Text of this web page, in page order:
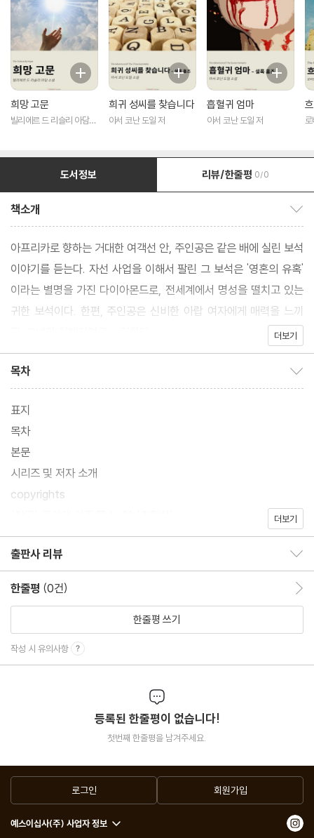
희망 고문
빌리에르 드 리슬리 아담
희귀 성씨를 찾습니다
아서 코난 도일 저
흡혈귀 엄마
아서 코난 도일 저
도서정보 리뷰/한줄평 0/0
책소개
아프리카로 향하는 거대한 여객선 안, 주인공은 같은 배에 실린 보석
이야기를 듣는다. 자선 사업을 이해서 팔린 그 보석은 '영혼의 유혹'
이라는 별명을 가진 다이아몬드로, 전세계에서 명성을 떨치고 있는
귀한 보석이다. 한편, 주인공은 신비한 아랍 여자에게 매력을 느끼
더보기
목차
표지
목차
본문
시리즈 및 저자 소개
copyrights
더보기
출판사 리뷰
한줄평 (0건)
한줄평 쓰기
작성 시 유의사항
등록된 한줄평이 없습니다!
첫번째 한줄평을 남겨주세요.
로그인 회원가입
예스이십사(주) 사업자 정보